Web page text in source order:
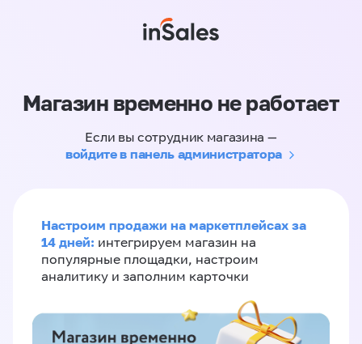
Магазин временно не работает
Если вы сотрудник магазина —
войдите в панель администратора
Настроим продажи на маркетплейсах за
14 дней: интегрируем магазин на
популярные площадки, настроим
аналитику и заполним карточки